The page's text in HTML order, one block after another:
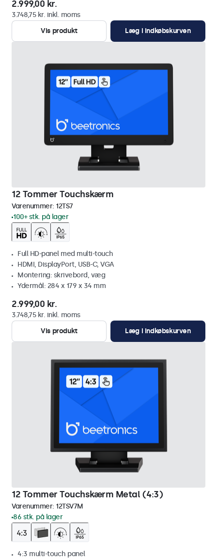
2.999,00 kr.
3.748,75 kr. inkl. moms
Vis produkt
Læg i indkøbskurven
12 Tommer Touchskærm
Varenummer: 12TS7
100+ stk. på lager
Full HD-panel med multi-touch
HDMI, DisplayPort, USB-C, VGA
Montering: skrivebord, væg
Ydermål: 284 x 179 x 34 mm
2.999,00 kr.
3.748,75 kr. inkl. moms
Vis produkt
Læg i indkøbskurven
12 Tommer Touchskærm Metal (4:3)
Varenummer: 12TSV7M
86 stk. på lager
4:3 multi-touch panel